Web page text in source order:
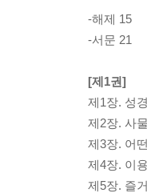
-해제 15
-서문 21
[제1권]
제1장. 성
제2장. 사
제3장. 어
제4장. 이
제5장. 즐